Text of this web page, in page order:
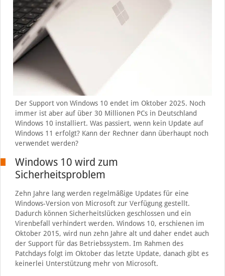
Der Support von Windows 10 endet im Oktober 2025. Noch
immer ist aber auf über 30 Millionen PCs in Deutschland
Windows 10 installiert. Was passiert, wenn kein Update auf
Windows 11 erfolgt? Kann der Rechner dann überhaupt noch
verwendet werden?
Windows 10 wird zum
Sicherheitsproblem
Zehn Jahre lang werden regelmäßige Updates für eine
Windows-Version von Microsoft zur Verfügung gestellt.
Dadurch können Sicherheitslücken geschlossen und ein
Virenbefall verhindert werden. Windows 10, erschienen im
Oktober 2015, wird nun zehn Jahre alt und daher endet auch
der Support für das Betriebssystem. Im Rahmen des
Patchdays folgt im Oktober das letzte Update, danach gibt es
keinerlei Unterstützung mehr von Microsoft.